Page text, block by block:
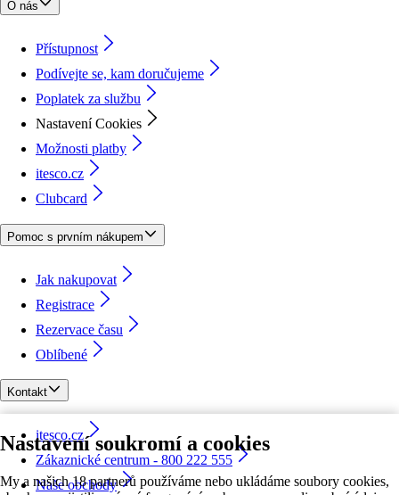
Nastavení soukromí a cookies
My a našich 18 partnerů používáme nebo ukládáme soubory cookies,
O nás
Přístupnost
Podívejte se, kam doručujeme
Poplatek za službu
Nastavení Cookies
Možnosti platby
itesco.cz
Clubcard
Pomoc s prvním nákupem
Jak nakupovat
Registrace
Rezervace času
Oblíbené
Kontakt
itesco.cz
Zákaznické centrum - 800 222 555
Naše obchody